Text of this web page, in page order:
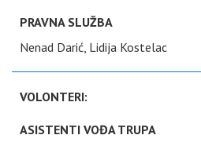
PRAVNA SLUŽBA
Nenad Darić, Lidija Kostelac
VOLONTERI:
ASISTENTI VOĐA TRUPA